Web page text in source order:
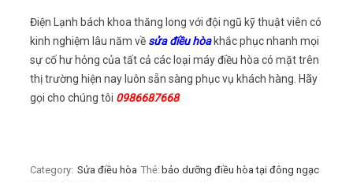
Điện Lạnh bách khoa thăng long với đội ngũ kỹ thuật viên có
kinh nghiệm lâu năm về sửa điều hòakhắc phục nhanh mọi
sự cố hư hỏng của tất cả các loại máy điều hòa có mặt trên
thị trường hiện nay luôn sẵn sàng phục vụ khách hàng. Hãy
gọi cho chúng tôi 0986687668
Category: Sửa điều hòa Thẻ: bảo dưỡng điều hòa tại đông ngạc